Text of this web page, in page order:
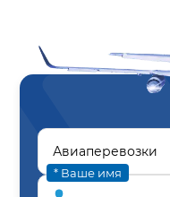
* Ваше имя